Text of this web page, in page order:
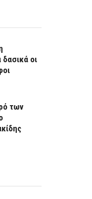
δασικά οι
των